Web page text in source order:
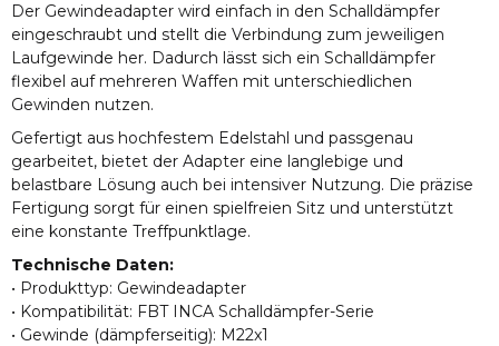
Der Gewindeadapter wird einfach in den Schalldämpfer
eingeschraubt und stellt die Verbindung zum jeweiligen
Laufgewinde her. Dadurch lässt sich ein Schalldämpfer
flexibel auf mehreren Waffen mit unterschiedlichen
Gewinden nutzen.
Gefertigt aus hochfestem Edelstahl und passgenau
gearbeitet, bietet der Adapter eine langlebige und
belastbare Lösung auch bei intensiver Nutzung. Die präzise
Fertigung sorgt für einen spielfreien Sitz und unterstützt
eine konstante Treffpunktlage.
Technische Daten:
• Produkttyp: Gewindeadapter
• Kompatibilität: FBT INCA Schalldämpfer-Serie
• Gewinde (dämpferseitig): M22x1